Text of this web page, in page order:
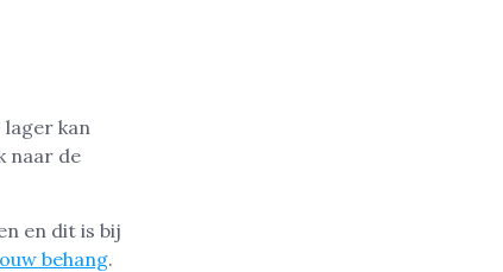
kan
naar de
en dit is bij
behang.